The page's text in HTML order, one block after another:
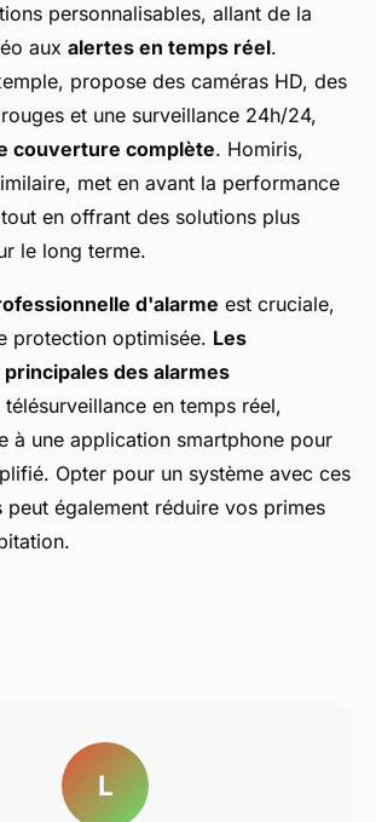
personnalisables, allant de la
aux alertes en temps réel.
propose des caméras HD, des
et une surveillance 24h/24,
couverture complète. Homiris,
met en avant la performance
en offrant des solutions plus
le long terme.
d'alarme est cruciale,
protection optimisée. Les
des alarmes
en temps réel,
à une application smartphone pour
Opter pour un système avec ces
peut également réduire vos primes
L